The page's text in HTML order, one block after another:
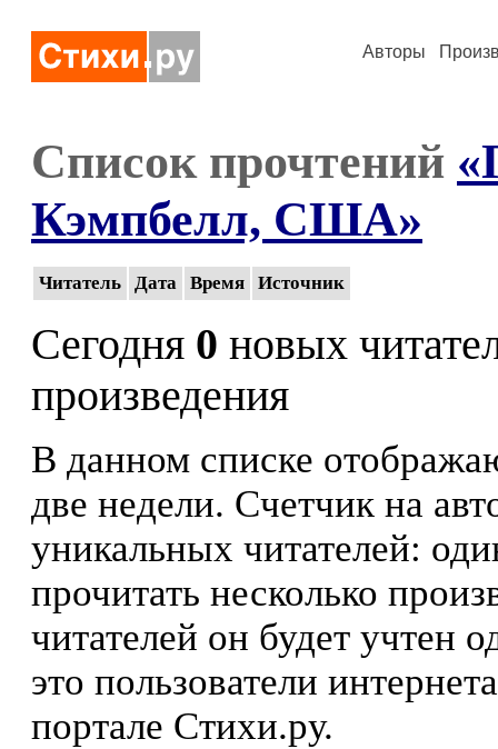
Авторы
Список прочтений
Кэмпбелл, США»
Читатель Дата Время Источник
Сегодня 0 новых
произведения
В данном списке
две недели. Счетчик на
уникальных читателей:
прочитать несколько
читателей он будет учтен
это пользователи
портале Стихи.ру.